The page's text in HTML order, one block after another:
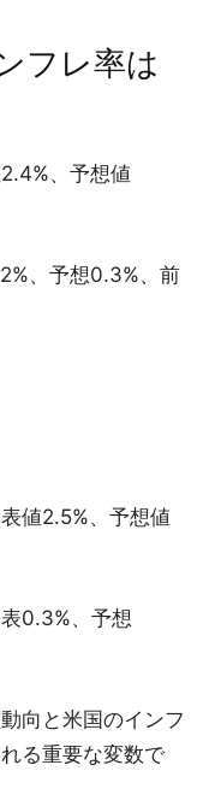
フレ率は
、予想値
、予想0.3%、前
値2.5%、予想値
0.3%、予想
向と米国のインフ
る重要な変数で